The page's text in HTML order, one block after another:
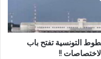
الخطوط التونسية تفتح باب
!!